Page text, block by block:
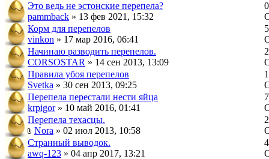
Это ведь не эстонские перепела?
pammback » 13 фев 2021, 15:32
0
Корм для перепелов
vinkon » 17 мар 2016, 06:41
5
Начинаю разводить перепелов.
CORSOSTAR » 14 сен 2013, 13:09
Правила убоя перепелов
Svetka » 30 сен 2013, 09:25
Перепела перестали нести яйца
krpigor» 10 май 2016, 01:41
7
Перепела техасцы.
Nora » 02 июл 2013, 10:58
Странный выводок.
awq-123 » 04 апр 2017, 13:21
4